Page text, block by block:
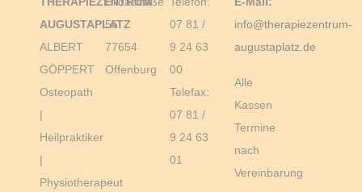
AUGUSTAPLATZ
ALBERT
GÖPPERT
Osteopath
|
Heilpraktiker
|
Physiotherapeut
55
77654
Offenburg
07 81 /
9 24 63
00
Telefax:
07 81 /
9 24 63
01
info@therapiezentrum-
augustaplatz.de
Alle
Kassen
Termine
nach
Vereinbarung